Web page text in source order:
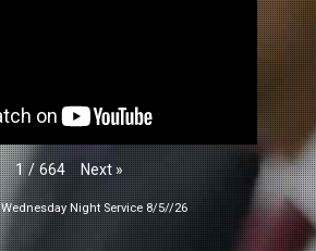
1 / 664 Next »
Wednesday Night Service 8/5//26